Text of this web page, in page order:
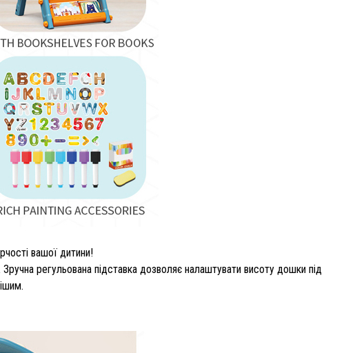
вашої дитини!
регульована підставка дозволяє налаштувати висоту дошки під